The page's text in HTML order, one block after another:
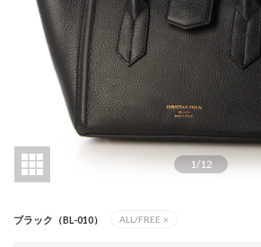
1/12
ブラック（BL-010） ALL/FREE ×